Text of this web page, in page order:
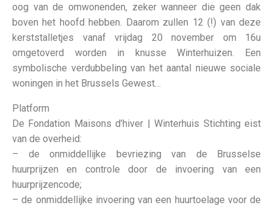
oog van de omwonenden, zeker wanneer die geen dak
boven het hoofd hebben. Daarom zullen 12 (!) van deze
kerststalletjes vanaf vrijdag 20 november om 16u
omgetoverd worden in knusse Winterhuizen. Een
symbolische verdubbeling van het aantal nieuwe sociale
woningen in het Brussels Gewest…
Platform
De Fondation Maisons d’hiver | Winterhuis Stichting eist
van de overheid:
– de onmiddellijke bevriezing van de Brusselse
huurprijzen en controle door de invoering van een
huurprijzencode;
– de onmiddellijke invoering van een huurtoelage voor de